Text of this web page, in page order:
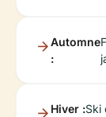
Automne
:
Hiver :Ski